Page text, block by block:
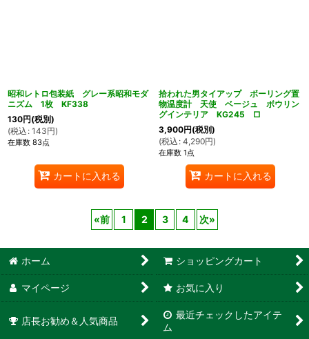
昭和レトロ包装紙 グレー系昭和モダ
ニズム 1枚 KF338
130円(税別)
(税込 : 143円)
在庫数 83点
カートに入れる
拾われた男タイアップ ボーリング置
物温度計 天使 ベージュ ボウリン
グインテリア KG245 □
3,900円(税別)
(税込 : 4,290円)
在庫数 1点
カートに入れる
«前 1 2 3 4 次»
ホーム ショッピングカート
マイページ お気に入り
店長お勧め＆人気商品
最近チェックしたアイテ
ム